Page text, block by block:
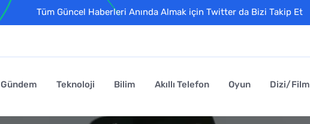
Tüm Güncel Haberleri Anında Almak için Twitter da Bizi Takip Et
Gündem Teknoloji Bilim Akıllı Telefon Oyun Dizi/Film